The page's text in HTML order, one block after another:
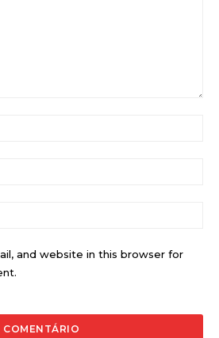
and website in this browser for